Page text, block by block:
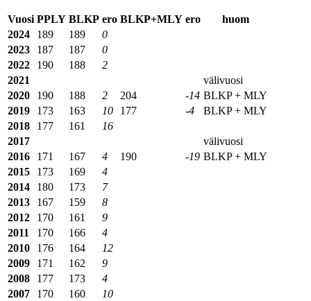
Vuosi PPLY BLKP ero BLKP+MLY ero
huom
2024
189 189
0
2023
187 187
0
2022
190 188
2
2021
välivuosi
2020
190 188 2 204 -14 BLKP + MLY
2019
173 163 10 177 -4
BLKP + MLY
2018
177 161
16
2017
välivuosi
2016
171 167 4 190 -19 BLKP + MLY
2015
173 169
4
2014
180 173
7
2013
167 159
8
2012
170 161
9
2011
170 166
4
2010
176 164
12
2009
171 162
9
2008
177 173
4
2007
170 160 10